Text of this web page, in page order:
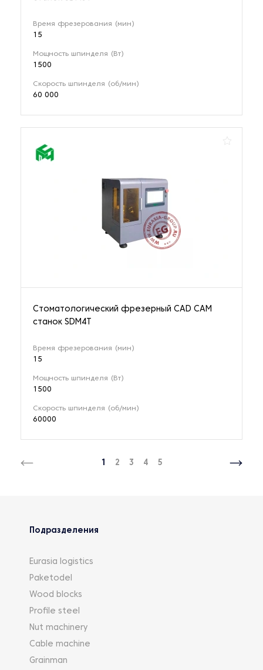
Время фрезерования (мин)
15
Мощность шпинделя (Вт)
1500
Скорость шпинделя (об/мин)
60 000
Стоматологический фрезерный CAD CAM
станок SDM4T
Время фрезерования (мин)
15
Мощность шпинделя (Вт)
1500
Скорость шпинделя (об/мин)
60000
1 2 3 4 5
Подразделения
Eurasia logistics
Paketodel
Wood blocks
Profile steel
Nut machinery
Cable machine
Grainman